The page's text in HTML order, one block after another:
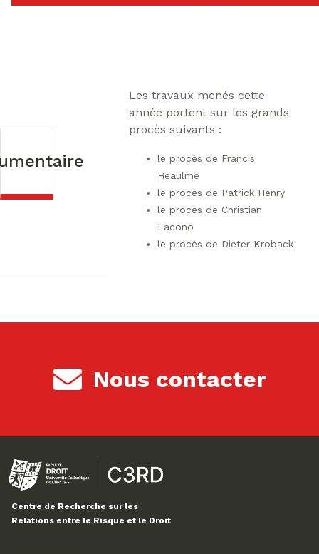
Les travaux menés cette
année portent sur les grands
procès suivants :
le procès de Francis
Heaulme
le procès de Patrick Henry
le procès de Christian
Lacono
le procès de Dieter Kroback
Nous contacter
Centre de Recherche sur les
Relations entre le Risque et le Droit